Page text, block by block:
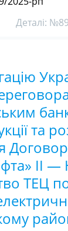
Деталі:
та
II —
ТЕЦ